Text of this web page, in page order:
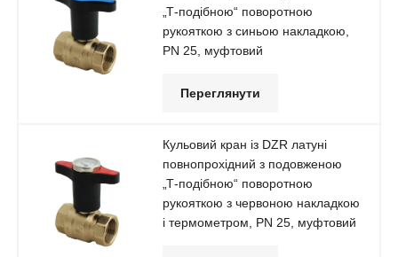
„Т-подібною“ поворотною
рукояткою з синьою накладкою,
РN 25, муфтовий
Переглянути
Кульовий кран із DZR латуні
повнопрохідний з подовженою
„Т-подібною“ поворотною
рукояткою з червоною накладкою
і термометром, РN 25, муфтовий